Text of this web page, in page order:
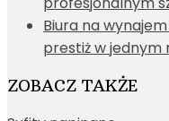
Biura na
prestiż w jednym
ZOBACZ TAKŻE